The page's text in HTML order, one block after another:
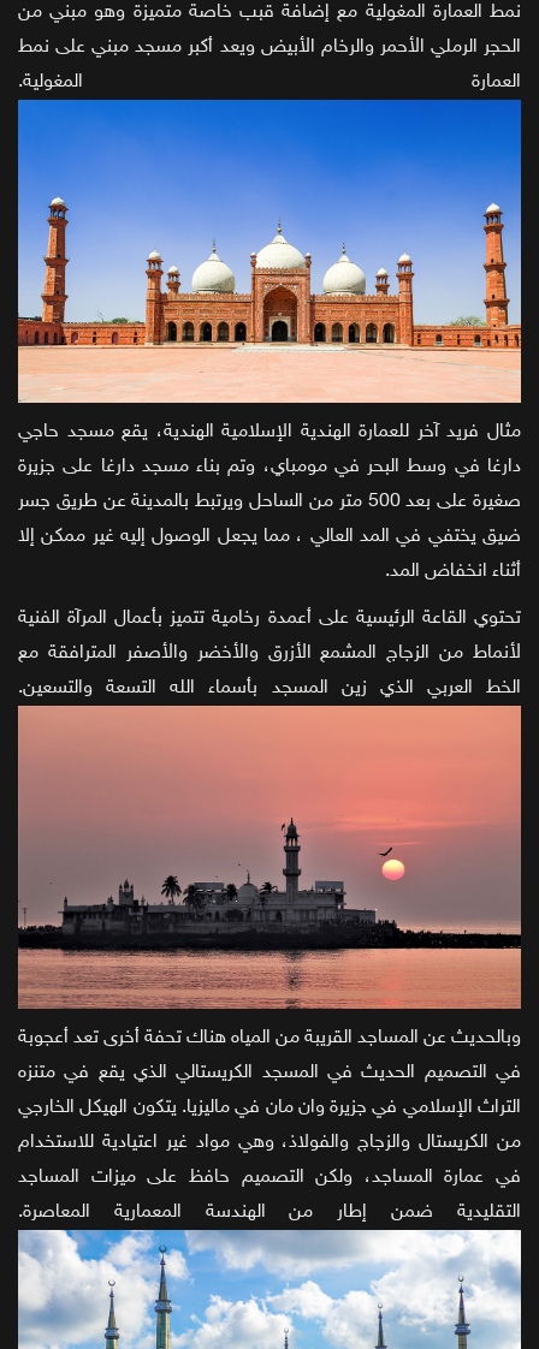
نمط العمارة المغولية مع إضافة قبب خاصة متميزة وهو مبني من
الحجر الرملي الأحمر والرخام الأبيض ويعد أكبر مسجد مبني على نمط
العمارة المغولية.
مثال فريد آخر للعمارة الهندية الإسلامية الهندية، يقع مسجد حاجي
دارغا في وسط البحر في مومباي، وتم بناء مسجد دارغا على جزيرة
صغيرة على بعد 500 متر من الساحل ويرتبط بالمدينة عن طريق جسر
ضيق يختفي في المد العالي ، مما يجعل الوصول إليه غير ممكن إلا
أثناء انخفاض المد.
تحتوي القاعة الرئيسية على أعمدة رخامية تتميز بأعمال المرآة الفنية
لأنماط من الزجاج المشمع الأزرق والأخضر والأصفر المترافقة مع
الخط العربي الذي زين المسجد بأسماء الله التسعة والتسعين.
وبالحديث عن المساجد القريبة من المياه هناك تحفة أخرى تعد أعجوبة
في التصميم الحديث في المسجد الكريستالي الذي يقع في متنزه
التراث الإسلامي في جزيرة وان مان في ماليزيا. يتكون الهيكل الخارجي
من الكريستال والزجاج والفولاذ، وهي مواد غير اعتيادية للاستخدام
في عمارة المساجد، ولكن التصميم حافظ على ميزات المساجد
التقليدية ضمن إطار من الهندسة المعمارية المعاصرة.